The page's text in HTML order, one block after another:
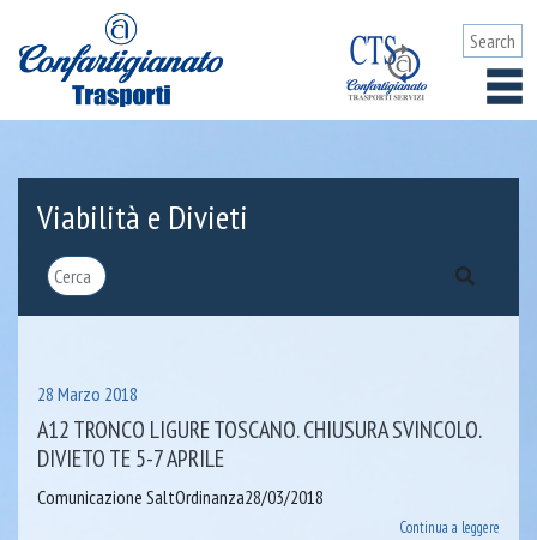
Viabilità e Divieti
28 Marzo 2018
A12 TRONCO LIGURE TOSCANO. CHIUSURA SVINCOLO.
DIVIETO TE 5-7 APRILE
Comunicazione SaltOrdinanza28/03/2018
Continua a leggere